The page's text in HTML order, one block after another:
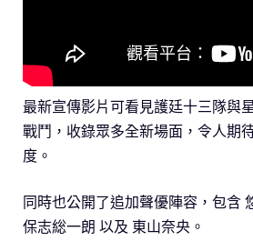
最新宣傳影片可看見護廷十三隊與
戰鬥，收錄眾多全新場面，令人期
度。
同時也公開了追加聲優陣容，包含
保志総一朗 以及 東山奈央。